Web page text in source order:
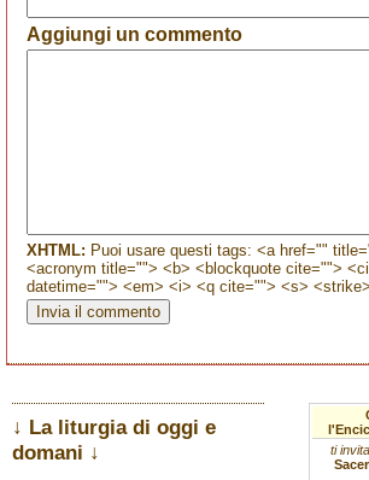
Aggiungi un commento
XHTML: Puoi usare questi tags: <a href=""
<acronym title=""> <b> <blockquote cite="">
datetime=""> <em> <i> <q cite=""> <s>
↓ La liturgia di oggi e
domani ↓
ti